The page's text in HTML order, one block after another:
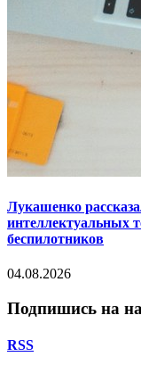
Лукашенко
интеллектуальных
беспилотников
04.08.2026
Подпишись на
RSS